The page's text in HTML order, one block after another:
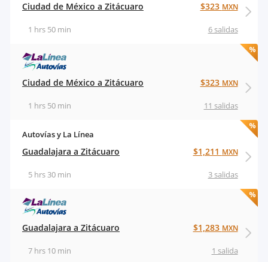
Ciudad de México a Zitácuaro
6 salidas
1 hrs 50 min
$323 MXN
Ciudad de México a Zitácuaro
11 salidas
1 hrs 50 min
$323 MXN
Autovías y La Línea
Guadalajara a Zitácuaro
3 salidas
5 hrs 30 min
$1,211 MXN
Guadalajara a Zitácuaro
1 salida
7 hrs 10 min
$1,283 MXN